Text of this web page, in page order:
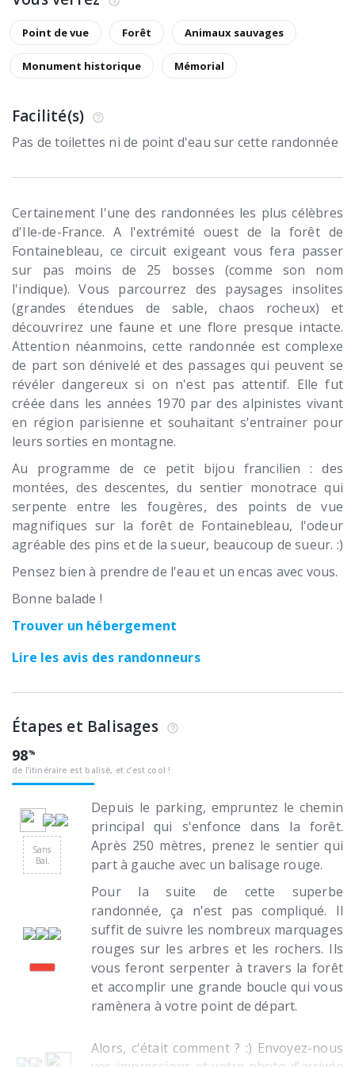
Point de vue Forêt Animaux sauvages
Monument historique Mémorial
Facilité(s)
Pas de toilettes ni de point d'eau sur cette randonnée
Certainement l'une des randonnées les plus célèbres
d'Ile-de-France. A l'extrémité ouest de la forêt de
Fontainebleau, ce circuit exigeant vous fera passer
sur pas moins de 25 bosses (comme son nom
l'indique). Vous parcourrez des paysages insolites
(grandes étendues de sable, chaos rocheux) et
découvrirez une faune et une flore presque intacte.
Attention néanmoins, cette randonnée est complexe
de part son dénivelé et des passages qui peuvent se
révéler dangereux si on n'est pas attentif. Elle fut
créée dans les années 1970 par des alpinistes vivant
en région parisienne et souhaitant s'entrainer pour
leurs sorties en montagne.
Au programme de ce petit bijou francilien : des
montées, des descentes, du sentier monotrace qui
serpente entre les fougères, des points de vue
magnifiques sur la forêt de Fontainebleau, l'odeur
agréable des pins et de la sueur, beaucoup de sueur. :)
Pensez bien à prendre de l'eau et un encas avec vous.
Bonne balade !
Trouver un hébergement
Lire les avis des randonneurs
Étapes et Balisages
98
de l’itinéraire est balisé, et c’est cool !
Sans
Bal.
Depuis le parking, empruntez le chemin
principal qui s'enfonce dans la forêt.
Après 250 mètres, prenez le sentier qui
part à gauche avec un balisage rouge.
Pour la suite de cette superbe
randonnée, ça n'est pas compliqué. Il
suffit de suivre les nombreux marquages
rouges sur les arbres et les rochers. Ils
vous feront serpenter à travers la forêt
et accomplir une grande boucle qui vous
ramènera à votre point de départ.
Alors, c'était comment ? :) Envoyez-nous